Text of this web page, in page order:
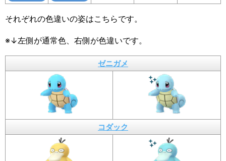
それぞれの色違いの姿はこちらです。
※↓左側が通常色、右側が色違いです。
ゼニガメ
コダック